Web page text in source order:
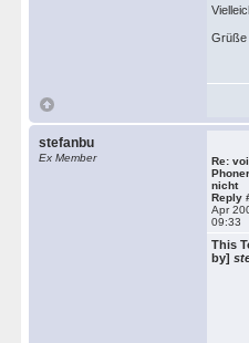
Grüße
stefanbu
Ex Member
Re:
nicht
Reply
Apr
09:33
This
by]